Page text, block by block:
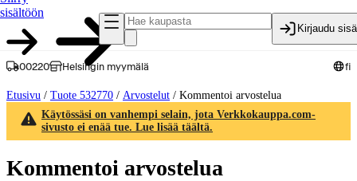
sisältöön
Kirjaudu
00220 Helsingin myymälä fi
Etusivu / Tuote 532770 / Arvostelut / Kommentoi arvostelua
Käytössäsi on vanhempi selain, jota Verkkokauppa.com-
sivusto ei enää tue. Lue lisää täältä.
Kommentoi arvostelua